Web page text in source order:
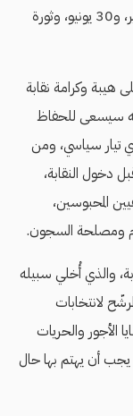
: يناير، و30 يونيو، وثورة
هيبة وكرامة نقابة
سيسعى للحفاظ
تيار سياسي، ومن
دخول النقابة،
المحبوسين،
ومصلحة السجون.
والذي أُخلي سبيله
لانتخابات
الأجور والحريات
أن يهتم بها حال